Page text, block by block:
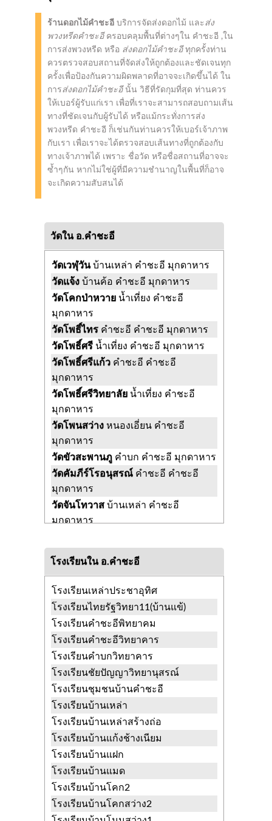
ร้านดอกไม้คำชะอี บริการจัดส่งดอกไม้ และ ส่ง
พวงหรีดคำชะอีครอบคลุมพื้นที่ต่างๆใน คำชะอี ,ใน
การส่งพวงหรีด หรือ ส่งดอกไม้คำชะอีทุกครั้งท่าน
ควรตรวจสอบสถานที่จัดส่งให้ถูกต้องและชัดเจนทุก
ครั้งเพื่อป้องกันความผิดพลาดที่อาจจะเกิดขึ้นได้ ใน
การส่งดอกไม้คำชะอีนั้น วิธีที่รัดกุมที่สุด ท่านควร
ให้เบอร์ผู้รับแก่เรา เพื่อที่เราจะสามารถสอบถามเส้น
ทางที่ชัดเจนกับผู้รับได้ หรือแม้กระทั่งการส่ง
พวงหรีด คำชะอี ก็เช่นกันท่านควรให้เบอร์เจ้าภาพ
กับเรา เพื่อเราจะได้ตรวจสอบเส้นทางที่ถูกต้องกับ
ทางเจ้าภาพได้ เพราะ ชื่อวัด หรือชื่อสถานที่อาจจะ
ซ้ำๆกัน หากไม่ใช่ผู้ที่มีความชำนาญในพื้นที่ก็อาจ
จะเกิดความสับสนได้
วัดใน อ.คำชะอี
วัดเวฬุวันบ้านเหล่า คำชะอี มุกดาหาร
วัดแจ้งบ้านค้อ คำชะอี มุกดาหาร
วัดโคกป่าหวาย น้ำเที่ยง คำชะอี
มุกดาหาร
วัดโพธิ์ไทร คำชะอี คำชะอี มุกดาหาร
วัดโพธิ์ศรี น้ำเที่ยง คำชะอี มุกดาหาร
วัดโพธิ์ศรีแก้ว คำชะอี คำชะอี
มุกดาหาร
วัดโพธิ์ศรีวิทยาลัย น้ำเที่ยง คำชะอี
มุกดาหาร
วัดโพนสว่างหนองเอี่ยน คำชะอี
มุกดาหาร
วัดขัวสะพานภู คำบก คำชะอี มุกดาหาร
วัดคัมภีร์โรอนุสรณ์ คำชะอี คำชะอี
มุกดาหาร
วัดจันโทวาสบ้านเหล่า คำชะอี
มุกดาหาร
วัดจุฬาวิเวกบ้านซ่ง คำชะอี มุกดาหาร
วัดชัยเสก(ชัยเสกมงคล)บ้านค้อ คำชะอี
มุกดาหาร
วัดชัยภูมิ
บ้านค้อ คำชะอี มุกดาหาร
วัดประดิษฐาราม
วัดป่าวิเวกวัฒนาราม
คำชะอี คำชะอี
มุกดาหาร
มุกดาหาร
วัดป่าห้วยสิริขันธ์คำชะอี คำชะอี
มุกดาหาร
วัดพุทธนคราภิบาล
มุกดาหาร
วัดภูเขาวงบ้านค้อ คำชะอี มุกดาหาร
โรงเรียนใน อ.คำชะอี
โรงเรียนเหล่าประชาอุทิศ
โรงเรียนไทยรัฐวิทยา11(บ้านแข้)
โรงเรียนคำชะอีพิทยาคม
โรงเรียนคำชะอีวิทยาคาร
โรงเรียนคำบกวิทยาคาร
โรงเรียนชัยปัญญาวิทยานุสรณ์
โรงเรียนชุมชนบ้านคำชะอี
โรงเรียนบ้านเหล่า
โรงเรียนบ้านเหล่าสร้างถ่อ
โรงเรียนบ้านแก้งช้างเนียม
โรงเรียนบ้านแฝก
โรงเรียนบ้านแมด
โรงเรียนบ้านโคก2
โรงเรียนบ้านโคกสว่าง2